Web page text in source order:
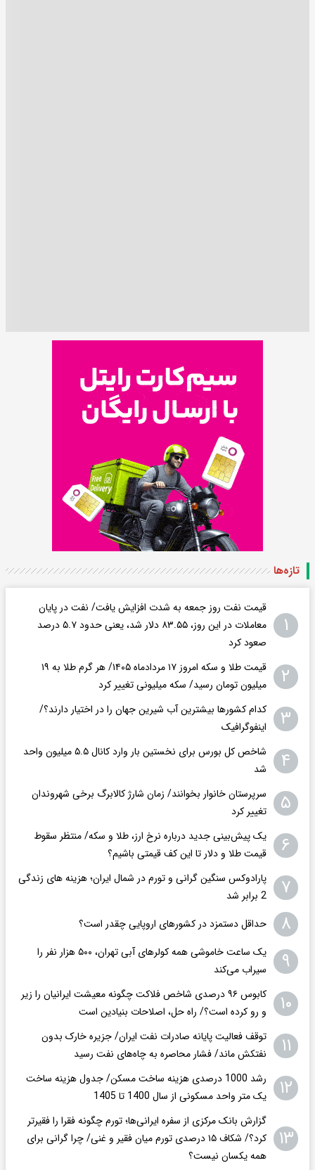
تازه‌ها
۱
قیمت نفت روز جمعه به شدت افزایش یافت/ نفت در پایان
معاملات در این روز، ۸۳.۵۵ دلار شد، یعنی حدود ۵.۷ درصد
صعود کرد
۲
قیمت طلا و سکه امروز ۱۷ مردادماه ۱۴۰۵/ هر گرم طلا به ۱۹
میلیون تومان رسید/ سکه میلیونی تغییر کرد
۳
کدام کشورها بیشترین آب شیرین جهان را در اختیار دارند؟/
اینفوگرافیک
۴
شاخص کل بورس برای نخستین بار وارد کانال ۵.۵ میلیون واحد
شد
۵
سرپرستان خانوار بخوانند/ زمان شارژ کالابرگ برخی شهروندان
تغییر کرد
۶
یک پیش‌بینی جدید درباره نرخ ارز، طلا و سکه/ منتظر سقوط
قیمت طلا و دلار تا این کف قیمتی باشیم؟
۷
پارادوکس سنگین گرانی و تورم در شمال ایران؛ هزینه های زندگی
2 برابر ‌شد
۸ حداقل دستمزد در کشورهای اروپایی چقدر است؟
۹
یک ساعت خاموشی همه کولرهای آبی تهران، ۵۰۰ هزار نفر را
سیراب می‌کند
۱۰
کابوس ۹۶ درصدی شاخص فلاکت چگونه معیشت ایرانیان را زیر
و رو کرده است؟/ راه حل، اصلاحات بنیادین است
۱۱
توقف فعالیت پایانه صادرات نفت ایران/ جزیره خارک بدون
نفتکش ماند/ فشار محاصره به چاه‌های نفت رسید
۱۲
رشد 1000 درصدی هزینه ساخت مسکن/ جدول هزینه ساخت
یک متر واحد مسکونی از سال 1400 تا 1405
۱۳
گزارش بانک مرکزی از سفره ایرانی‌ها؛ تورم چگونه فقرا را فقیرتر
کرد؟/ شکاف ۱۵ درصدی تورم میان فقیر و غنی/ چرا گرانی برای
همه یکسان نیست؟